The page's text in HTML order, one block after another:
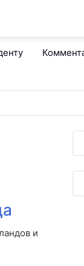
и